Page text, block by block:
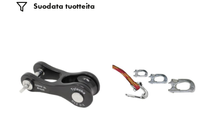
Suodata tuotteita